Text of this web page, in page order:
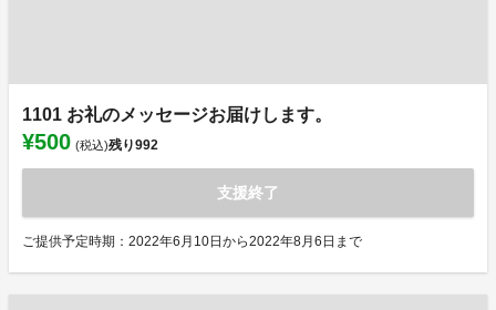
1101 お礼のメッセージお届けします。
¥500 (税込)残り992
支援終了
ご提供予定時期：2022年6月10日から2022年8月6日まで